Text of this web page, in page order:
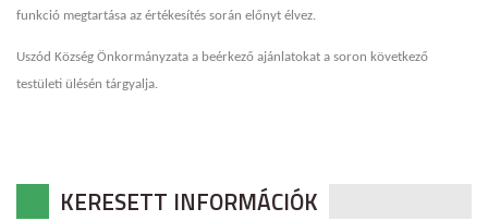
funkció megtartása az értékesítés során előnyt élvez.
Uszód Község Önkormányzata a beérkező ajánlatokat a soron következő
testületi ülésén tárgyalja.
KERESETT INFORMÁCIÓK